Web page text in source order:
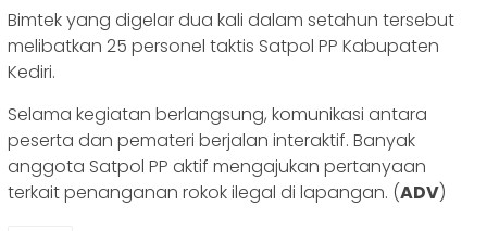
Bimtek yang digelar dua kali dalam setahun tersebut
melibatkan 25 personel taktis Satpol PP Kabupaten
Kediri.
Selama kegiatan berlangsung, komunikasi antara
peserta dan pemateri berjalan interaktif. Banyak
anggota Satpol PP aktif mengajukan pertanyaan
terkait penanganan rokok ilegal di lapangan. (ADV)